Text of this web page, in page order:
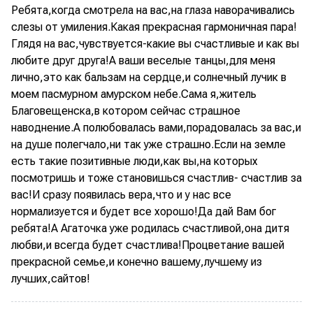
Ребята,когда смотрела на вас,на глаза наворачивались
слезы от умиления.Какая прекрасная гармоничная пара!
Глядя на вас,чувствуется-какие вы счастливые и как вы
любите друг друга!А ваши веселые танцы,для меня
лично,это как бальзам на сердце,и солнечный лучик в
моем пасмурном амурском небе.Сама я,житель
Благовещенска,в котором сейчас страшное
наводнение.А полюбовалась вами,порадовалась за вас,и
на душе полегчало,ни так уже страшно.Если на земле
есть такие позитивные люди,как вы,на которых
посмотришь и тоже становишься счастлив- счастлив за
вас!И сразу появилась вера,что и у нас все
нормализуется и будет все хорошо!Да дай Вам бог
ребята!А Агаточка уже родилась счастливой,она дитя
любви,и всегда будет счастлива!Процветание вашей
прекрасной семье,и конечно вашему,лучшему из
лучших,сайтов!